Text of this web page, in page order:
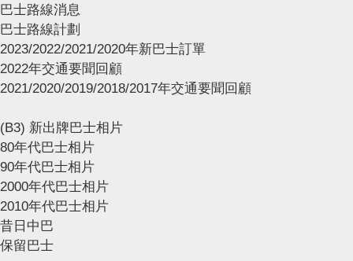
巴士路線消息
巴士路線計劃
2023/2022/2021/2020年新巴士訂單
2022年交通要聞回顧
2021/2020/2019/2018/2017年交通要聞回顧
(B3) 新出牌巴士相片
80年代巴士相片
90年代巴士相片
2000年代巴士相片
2010年代巴士相片
昔日中巴
保留巴士